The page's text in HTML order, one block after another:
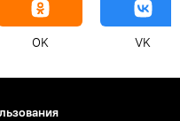
OK VK